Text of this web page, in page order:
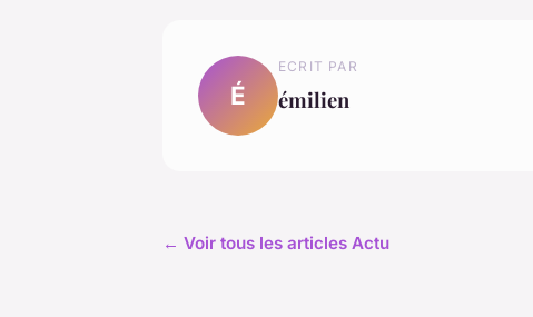
É
ECRIT PAR
émilien
← Voir tous les articles Actu